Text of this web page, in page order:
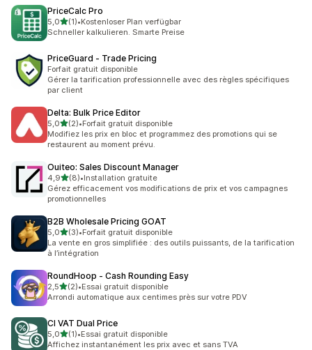
PriceCalc Pro
5,0étoile(s) sur 5
(1)
1 avis au total
•Kostenloser Plan verfügbar
Schneller kalkulieren. Smarte Preise
PriceGuard ‑ Trade Pricing
Forfait gratuit disponible
Gérer la tarification professionnelle avec des règles spécifiques
par client
Delta: Bulk Price Editor
5,0étoile(s) sur 5
(2)
2 avis au total
•Forfait gratuit disponible
Modifiez les prix en bloc et programmez des promotions qui se
restaurent au moment prévu.
Ouiteo: Sales Discount Manager
4,9étoile(s) sur 5
(8)
8 avis au total
•Installation gratuite
Gérez efficacement vos modifications de prix et vos campagnes
promotionnelles
B2B Wholesale Pricing GOAT
5,0étoile(s) sur 5
(3)
3 avis au total
•Forfait gratuit disponible
La vente en gros simplifiée : des outils puissants, de la tarification
à l’intégration
RoundHoop ‑ Cash Rounding Easy
2,5étoile(s) sur 5
(2)
2 avis au total
•Essai gratuit disponible
Arrondi automatique aux centimes près sur votre PDV
CI VAT Dual Price
5,0étoile(s) sur 5
(1)
1 avis au total
•Essai gratuit disponible
Affichez instantanément les prix avec et sans TVA